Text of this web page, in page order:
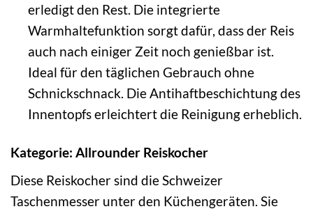
erledigt den Rest. Die integrierte
Warmhaltefunktion sorgt dafür, dass der Reis
auch nach einiger Zeit noch genießbar ist.
Ideal für den täglichen Gebrauch ohne
Schnickschnack. Die Antihaftbeschichtung des
Innentopfs erleichtert die Reinigung erheblich.
Kategorie: Allrounder Reiskocher
Diese Reiskocher sind die Schweizer
Taschenmesser unter den Küchengeräten. Sie